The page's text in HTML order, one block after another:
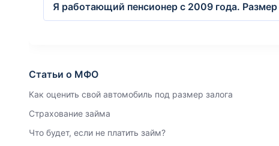
Я работающий пенсионер с 2009 года.
Статьи о МФО
Как оценить свой автомобиль под размер залога
Страхование займа
Что будет, если не платить займ?